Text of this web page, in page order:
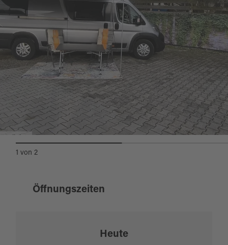
Reservierung erforderlich
Anfahrt: 07:00 - 22:00 Uhr
ganzjährig geöffnet
keine Mindestbelegung
Hunde erlaubt
Quelle:destination.one , zuletzt geändert am 05.06.2026
1 von2
Öffnungszeiten
Heute